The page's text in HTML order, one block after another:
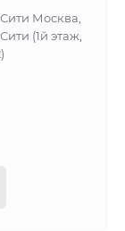
Москва,
(1й этаж,